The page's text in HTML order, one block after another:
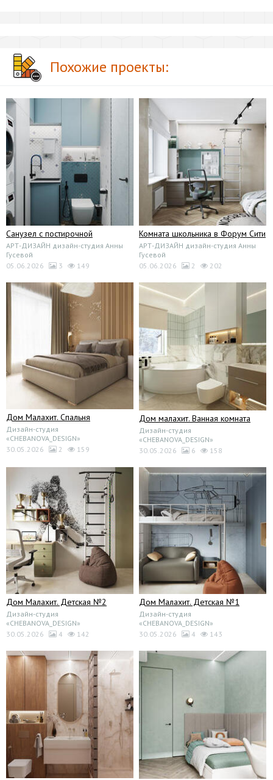
Похожие проекты:
Санузел с постирочной
АРТ-ДИЗАЙН дизайн-студия Анны
Гусевой
05.06.2026
3 149
Комната школьника в Форум Сити
АРТ-ДИЗАЙН дизайн-студия Анны
Гусевой
05.06.2026
2 202
Дом Малахит. Спальня
Дизайн-студия
«CHEBANOVA_DESIGN»
30.05.2026
2 159
Дом малахит. Ванная комната
Дизайн-студия
«CHEBANOVA_DESIGN»
30.05.2026
6 158
Дом Малахит. Детская №2
Дизайн-студия
«CHEBANOVA_DESIGN»
30.05.2026
4 142
Дом Малахит. Детская №1
Дизайн-студия
«CHEBANOVA_DESIGN»
30.05.2026
4 143